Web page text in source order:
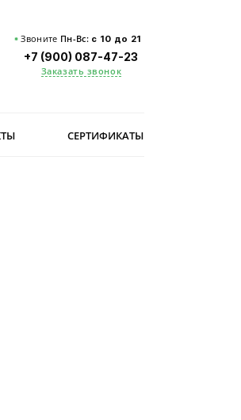
Звоните Пн-Вс: с 10 до 21
+7 (900) 087-47-23
Заказать звонок
СЕРТИФИКАТЫ